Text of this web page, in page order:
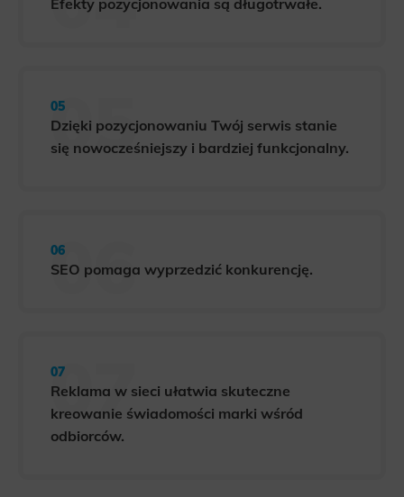
Dzięki pozycjonowaniu Twój serwis stanie
się nowocześniejszy i bardziej funkcjonalny.
SEO pomaga wyprzedzić konkurencję.
Reklama w sieci ułatwia skuteczne
kreowanie świadomości marki wśród
odbiorców.